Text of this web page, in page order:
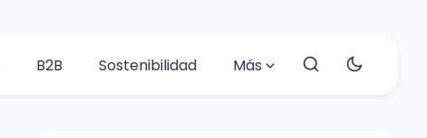
B2B Sostenibilidad Más